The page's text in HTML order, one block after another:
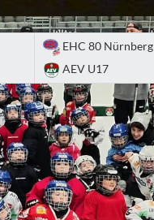
EHC 80 Nürnberg
AEV U17